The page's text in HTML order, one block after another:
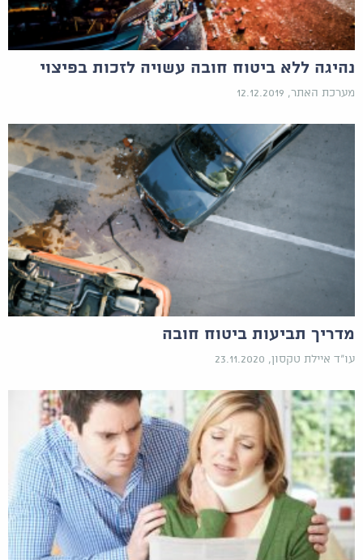
נהיגה ללא ביטוח חובה עשויה לזכות בפיצוי
מערכת האתר, 12.12.2019
מדריך תביעות ביטוח חובה
עו"ד איילת טקסון, 23.11.2020